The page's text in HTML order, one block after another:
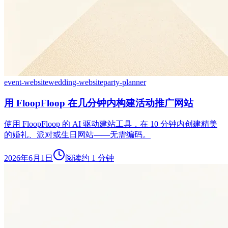
event-websitewedding-websiteparty-planner
用 FloopFloop 在几分钟内构建活动推广网站
使用 FloopFloop 的 AI 驱动建站工具，在 10 分钟内创建精美
的婚礼、派对或生日网站——无需编码。
2026年6月1日 阅读约 1 分钟